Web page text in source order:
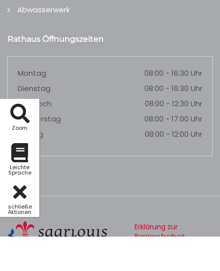
Zoom
Leichte
Sprache
schließe
Aktionen
Abwasserwerk
Rathaus Öffnungszeiten
Montag
08:00 - 16:30 Uhr
Dienstag
08:00 - 16:30 Uhr
Mittwoch
08:00 - 12:30 Uhr
Donnerstag
08:00 - 17:00 Uhr
Freitag
08:00 - 12:00 Uhr
Erklärung zur
Barrierefreiheit